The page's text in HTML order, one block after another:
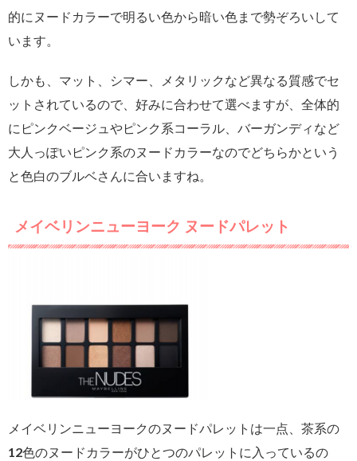
的にヌードカラーで明るい色から暗い色まで勢ぞろいして
います。
しかも、マット、シマー、メタリックなど異なる質感でセ
ットされているので、好みに合わせて選べますが、全体的
にピンクベージュやピンク系コーラル、バーガンディなど
大人っぽいピンク系のヌードカラーなのでどちらかという
と色白のブルベさんに合いますね。
メイベリンニューヨーク ヌードパレット
メイベリンニューヨークのヌードパレットは一点、茶系の
12色のヌードカラーがひとつのパレットに入っているの